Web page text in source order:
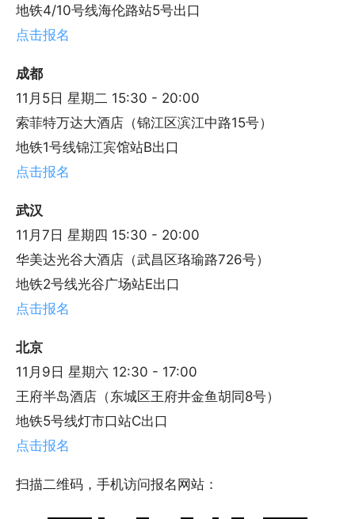
地铁4/10号线海伦路站5号出口
点击报名
成都
11月5日 星期二 15:30 - 20:00
索菲特万达大酒店（锦江区滨江中路15号）
地铁1号线锦江宾馆站B出口
点击报名
武汉
11月7日 星期四 15:30 - 20:00
华美达光谷大酒店（武昌区珞瑜路726号）
地铁2号线光谷广场站E出口
点击报名
北京
11月9日 星期六 12:30 - 17:00
王府半岛酒店（东城区王府井金鱼胡同8号）
地铁5号线灯市口站C出口
点击报名
扫描二维码，手机访问报名网站：